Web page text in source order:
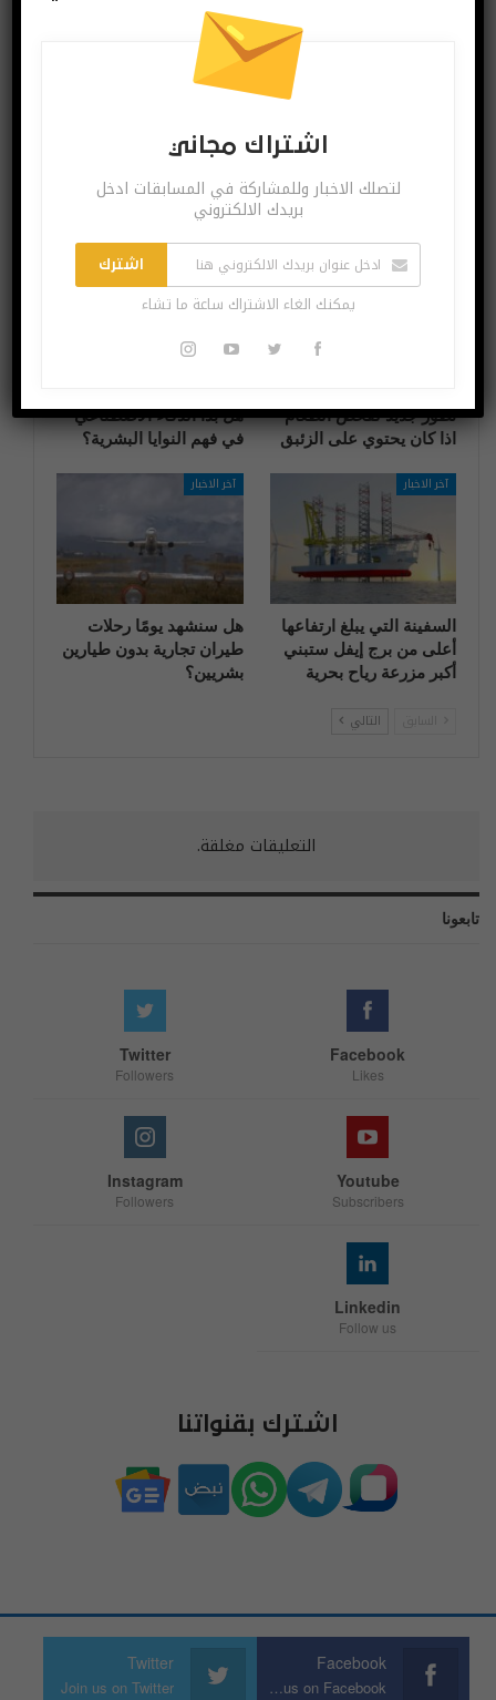
Buds+ الجديدة تظهر
في فيديو استعراضي
بالصور شرح كيفية حل
آخر الاخبار
تطور جديد لفحص الطعام
اذا كان يحتوي على الزئبق
آخر الاخبار
هل بدأ الذكاء الاصطناعي
في فهم النوايا البشرية؟
آخر الاخبار
السفينة التي يبلغ ارتفاعها
أعلى من برج إيفل ستبني
أكبر مزرعة رياح بحرية
آخر الاخبار
هل سنشهد يومًا رحلات
طيران تجارية بدون طيارين
بشريين؟
التالي
التعليقات مغلقة.
تابعونا
Facebook
Likes
Twitter
Followers
Youtube
Subscribers
Instagram
Followers
Linkedin
Follow us
اشترك بقنواتنا
Facebook
Join us on Facebook
Twitter
Join us on Twitter
اشتراك مجاني
لتصلك الاخبار وللمشاركة في المسابقات ادخل
بريدك الالكتروني
اشترك
يمكنك الغاء الاشتراك ساعة ما تشاء